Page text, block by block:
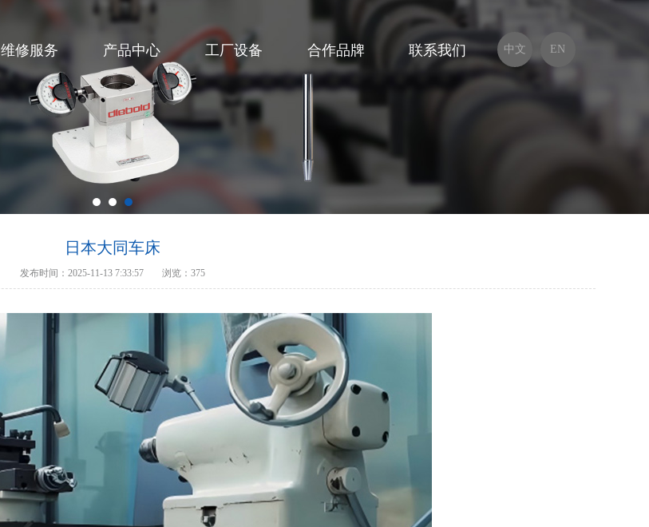
维修服务 产品中心 工厂设备 合作品牌 联系我们 中文 EN
日本大同车床
发布时间：2025-11-13 7:33:57 浏览：375